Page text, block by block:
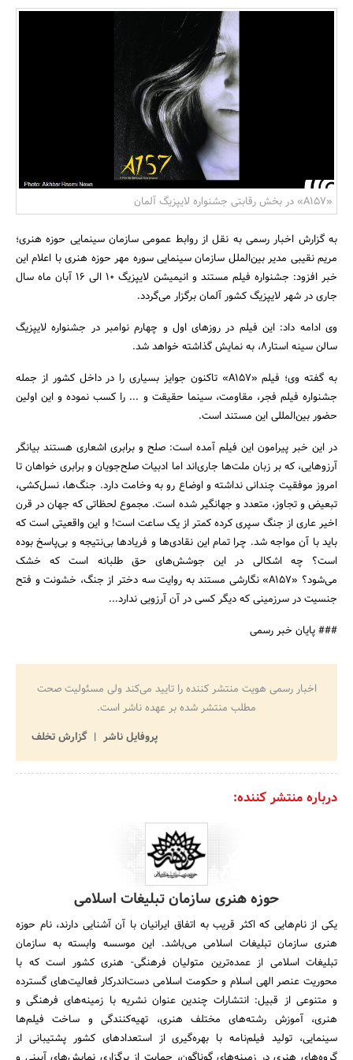
«A157» در بخش رقابتی جشنواره لایپزیگ آلمان
به گزارش اخبار رسمی به نقل از روابط عمومی سازمان سینمایی حوزه هنری؛
مریم نقیبی مدیر بین‌الملل سازمان سینمایی سوره مهر حوزه هنری با اعلام این
خبر افزود: جشنواره فیلم مستند و انیمیشن لایپزیگ 10 الی 16 آبان ماه سال
جاری در شهر لایپزیگ کشور آلمان برگزار می‌گردد.
وی ادامه داد: این فیلم در روزهای اول و چهارم نوامبر در جشنواره لایپزیگ
سالن سینه استار8، به نمایش گذاشته خواهد شد.
به گفته وی؛ فیلم «A157» تاکنون جوایز بسیاری را در داخل کشور از جمله
جشنواره فیلم فجر، مقاومت، سینما حقیقت و ... را کسب نموده و این اولین
حضور بین‌المللی این مستند است.
در این خبر پیرامون این فیلم آمده است: صلح و برابری اشعاری هستند بیانگر
آرزوهایی، که بر زبان ملت‌ها جاری‌اند اما ادبیات صلح‌جویان و برابری خواهان تا
امروز موفقیت چندانی نداشته و اوضاع رو به وخامت دارد. جنگ‌ها، نسل‌کشی،
تبعیض و تجاوز، متعدد و جهانگیر شده است. مجموع لحظاتی که جهان در قرن
اخیر عاری از جنگ سپری کرده کمتر از یک ساعت است! و این واقعیتی است که
باید با آن مواجه شد. چرا تمام این نقادی‌ها و فریادها بی‌نتیجه و بی‌پاسخ بوده
است؟ چه اشکالی در این جوشش‌های حق طلبانه است که خشک
می‌شود؟ «A157» نگارشی مستند به روایت سه دختر از جنگ، خشونت و فتح
جنسیت در سرزمینی که دیگر کسی در آن آرزویی ندارد...
### پایان خبر رسمی
اخبار رسمی هویت منتشر کننده را تایید می‌کند ولی مسئولیت صحت
مطلب منتشر شده بر عهده ناشر است.
پروفایل ناشر
گزارش تخلف
درباره منتشر کننده:
حوزه هنری سازمان تبلیغات اسلامی
یکی از نام‌هایی که اکثر قریب به اتفاق ایرانیان با آن آشنایی دارند، نام حوزه
هنری سازمان تبلیغات اسلامی می‌باشد. این موسسه وابسته به سازمان
تبلیغات اسلامی از عمده‌ترین متولیان فرهنگی- هنری کشور است که با
محوریت عنصر الهی اسلام و حکومت اسلامی دست‌اندرکار فعالیت‌های گسترده
و متنوعی از قبیل: انتشارات چندین عنوان نشریه با زمینه‌های فرهنگی و
هنری، آموزش رشته‌های مختلف هنری، تهیه‌کنندگی و ساخت فیلم‌ها
سینمایی، تولید فیلم‌نامه با بهره‌گیری از استعدادهای کشور پشتیبانی از